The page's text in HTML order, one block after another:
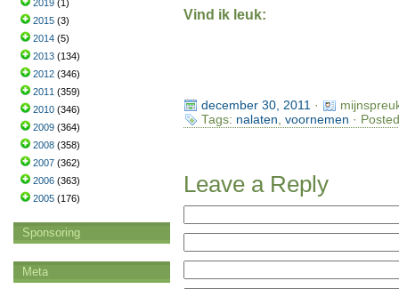
Vind ik leuk:
december 30, 2011 ·
Tags: nalaten voornemen ·
Leave a Reply
2019 (1)
2015 (3)
2014 (5)
2013 (134)
2012 (346)
2011 (359)
2010 (346)
2009 (364)
2008 (358)
2007 (362)
2006 (363)
2005 (176)
Sponsoring
Meta